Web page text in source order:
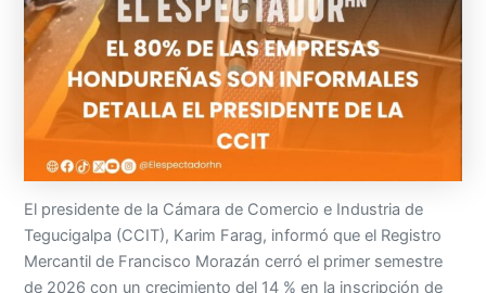
El presidente de la Cámara de Comercio e Industria de
Tegucigalpa (CCIT), Karim Farag, informó que el Registro
Mercantil de Francisco Morazán cerró el primer semestre
de 2026 con un crecimiento del 14 % en la inscripción de